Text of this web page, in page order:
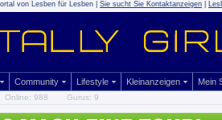
von Lesben für Lesben | Sie sucht Sie Kontaktanzeigen
Community Lifestyle Kleinanzeigen Mein
Online: 988 Gurus: 9